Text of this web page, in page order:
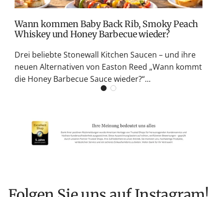
Wann kommen Baby Back Rib, Smoky Peach
Whiskey und Honey Barbecue wieder?
Drei beliebte Stonewall Kitchen Saucen – und ihre
neuen Alternativen von Easton Reed „Wann kommt
die Honey Barbecue Sauce wieder?“...